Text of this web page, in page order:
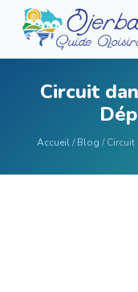
Circuit
Accueil/Blog / Circuit